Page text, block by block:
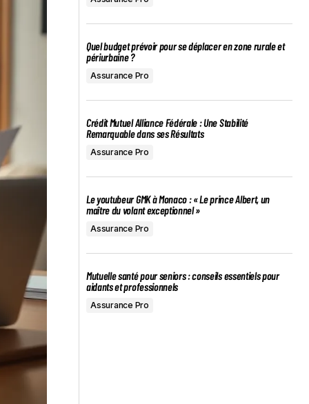
Quel budget prévoir pour se déplacer en zone rurale et
périurbaine ?
Assurance Pro
Crédit Mutuel Alliance Fédérale : Une Stabilité
Remarquable dans ses Résultats
Assurance Pro
Le youtubeur GMK à Monaco : « Le prince Albert, un
maître du volant exceptionnel »
Assurance Pro
Mutuelle santé pour seniors : conseils essentiels pour
aidants et professionnels
Assurance Pro